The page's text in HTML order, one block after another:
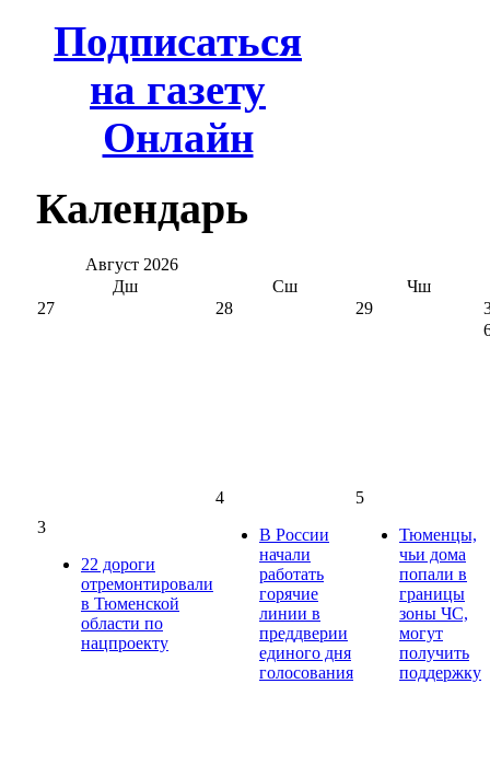
Подписаться
на газету
Онлайн
Календарь
Август 2026
Дш
Сш
Чш
27
28 29
3
22 дороги
отремонтировали
в Тюменской
области по
нацпроекту
4
В России
начали
работать
горячие
линии в
преддверии
единого дня
голосования
5
Тюменцы,
чьи дома
попали в
границы
зоны ЧС,
могут
получить
поддержку